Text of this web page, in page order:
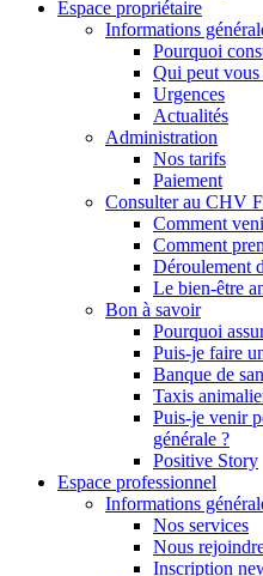
Espace propriétaire
Informations
Pourquoi
Qui peut
Urgences
Actualités
Administration
Nos tarifs
Paiement
Consulter au CHV
Comment
Comment
Déroulement
Le bien-être
Bon à savoir
Pourquoi
Puis-je faire
Banque de
Taxis
Puis-je venir
générale ?
Positive Story
Espace professionnel
Informations
Nos services
Nous
Inscription